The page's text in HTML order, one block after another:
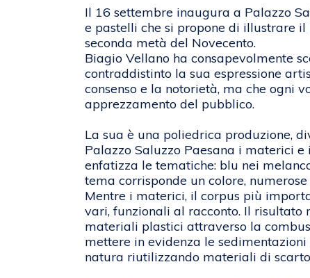
Il 16 settembre inaugura a Palazzo
e pastelli che si propone di illustrare
seconda metà del Novecento.
Biagio Vellano ha consapevolmente
contraddistinto la sua espressione
consenso e la notorietà, ma che ogni
apprezzamento del pubblico.
La sua è una poliedrica produzione,
Palazzo Saluzzo Paesana i materici
enfatizza le tematiche: blu nei
tema corrisponde un colore,
Mentre i materici, il corpus più
vari, funzionali al racconto. Il risultato
materiali plastici attraverso la
mettere in evidenza le
natura riutilizzando materiali di